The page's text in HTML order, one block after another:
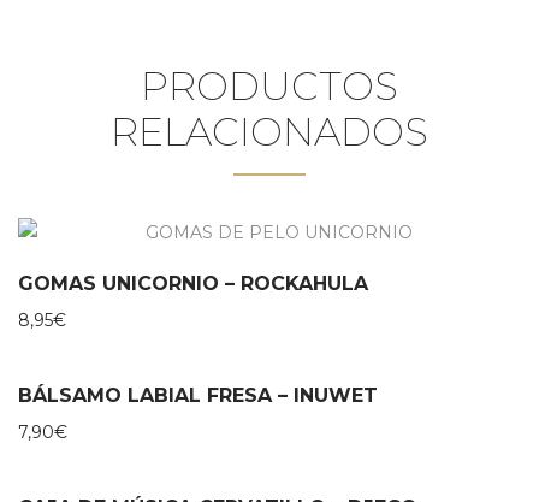
PRODUCTOS
RELACIONADOS
GOMAS UNICORNIO – ROCKAHULA
8,95€
BÁLSAMO LABIAL FRESA – INUWET
7,90€